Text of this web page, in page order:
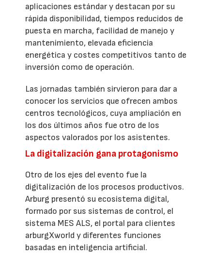
aplicaciones estándar y destacan por su
rápida disponibilidad, tiempos reducidos de
puesta en marcha, facilidad de manejo y
mantenimiento, elevada eficiencia
energética y costes competitivos tanto de
inversión como de operación.
Las jornadas también sirvieron para dar a
conocer los servicios que ofrecen ambos
centros tecnológicos, cuya ampliación en
los dos últimos años fue otro de los
aspectos valorados por los asistentes.
La digitalización gana protagonismo
Otro de los ejes del evento fue la
digitalización de los procesos productivos.
Arburg presentó su ecosistema digital,
formado por sus sistemas de control, el
sistema MES ALS, el portal para clientes
arburgXworld y diferentes funciones
basadas en inteligencia artificial.